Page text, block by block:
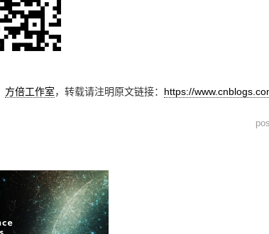
方倍工作室，转载请注明原文链接： https://